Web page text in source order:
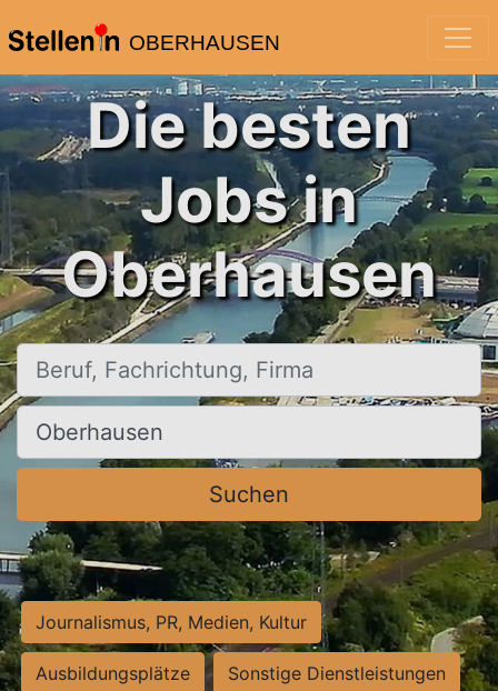
OBERHAUSEN
Die besten
Jobs in
Oberhausen
Beruf, Fachrichtung, Firma
Ort, Stadt
Suchen
Journalismus, PR, Medien, Kultur
Ausbildungsplätze Sonstige Dienstleistungen